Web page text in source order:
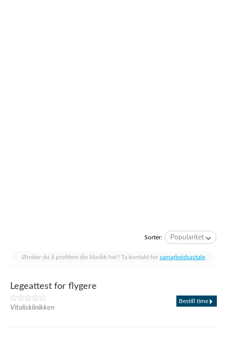
Sorter: Popularitet
Ønsker du å profilere din klinikk her? Ta kontakt for samarbeidsavtale
Legeattest for flygere
Vitalisklinikken
Bestill time